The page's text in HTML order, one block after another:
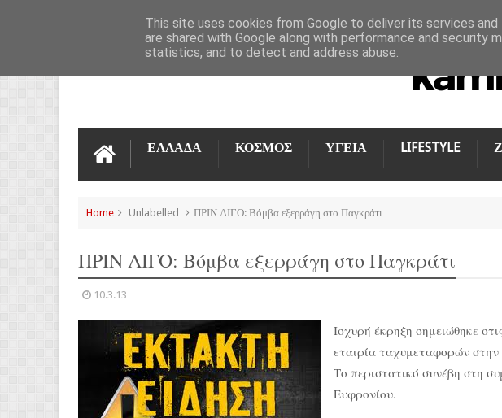
ΕΠΙΚΟΙΝΩΝΊΑ
ΕΛΛΑΔΑ ΚΟΣΜΟΣ ΥΓΕΙΑ LIFESTYLE
Home Unlabelled ΠΡΙΝ ΛΙΓΟ: Βόμβα εξερράγη στο Παγκράτι
ΠΡΙΝ ΛΙΓΟ: Βόμβα εξερράγη στο Παγκράτι
10.3.13
Ισχυρή έκρηξη σημειώθηκε
εταιρία ταχυμεταφορών
Το περιστατικό συνέβη στη
Ευφρονίου.
This site uses cookies from Google to deliver its services
are shared with Google along with performance and security
statistics, and to detect and address abuse.